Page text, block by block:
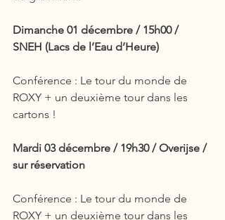
Dimanche 01 décembre / 15h00 /
SNEH (Lacs de l’Eau d’Heure)
Conférence : Le tour du monde de
ROXY + un deuxième tour dans les
cartons !
Mardi 03 décembre / 19h30 / Overijse /
sur réservation
Conférence : Le tour du monde de
ROXY + un deuxième tour dans les